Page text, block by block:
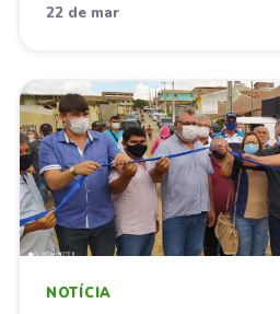
22 de mar
NOTÍCIA